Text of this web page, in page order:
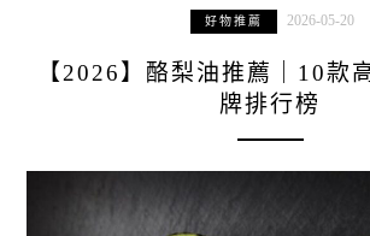
好物推薦 2026-05-20
【2026】酪梨油推薦｜10款
牌排行榜